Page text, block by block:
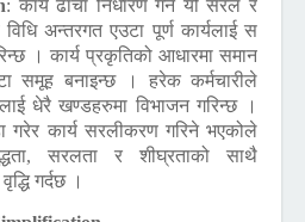
: कार्य ढाँचा निर्धारण गर्ने यो सरल र
अन्तरगत एउटा पूर्ण कार्यलाई स
। कार्य प्रकृतिको आधारमा समान
समूह बनाइन्छ । हरेक कर्मचारीले
धेरै खण्डहरुमा विभाजन गरिन्छ ।
गरेर कार्य सरलीकरण गरिने भएकोले
सरलता र शीघ्रताको साथै
गर्दछ ।